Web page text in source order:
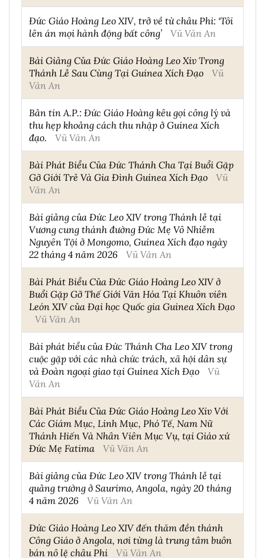
Đức Giáo Hoàng Leo XIV, trở về từ châu Phi: ‘Tôi
lên án mọi hành động bất công’
Vũ Văn An
Bài Giảng Của Đức Giáo Hoàng Leo Xiv Trong
Thánh Lễ Sau Cùng Tại Guinea Xích Đạo
Vũ
Văn An
Bản tin A.P.: Đức Giáo Hoàng kêu gọi công lý và
thu hẹp khoảng cách thu nhập ở Guinea Xích
đạo.
Vũ Văn An
Bài Phát Biểu Của Đức Thánh Cha Tại Buổi Gặp
Gỡ Giới Trẻ Và Gia Đình Guinea Xích Đạo
Vũ
Văn An
Bài giảng của Đức Leo XIV trong Thánh lễ tại
Vương cung thánh đường Đức Mẹ Vô Nhiễm
Nguyên Tội ở Mongomo, Guinea Xích đạo ngày
22 tháng 4 năm 2026
Vũ Văn An
Bài Phát Biểu Của Đức Giáo Hoàng Leo XIV ở
Buổi Gặp Gỡ Thế Giới Văn Hóa Tại Khuôn viên
León XIV của Đại học Quốc gia Guinea Xích Đạo
Vũ Văn An
Bài phát biểu của Đức Thánh Cha Leo XIV trong
cuộc gặp với các nhà chức trách, xã hội dân sự
và Đoàn ngoại giao tại Guinea Xích Đạo
Vũ
Văn An
Bài Phát Biểu Của Đức Giáo Hoàng Leo Xiv Với
Các Giám Mục, Linh Mục, Phó Tế, Nam Nữ
Thánh Hiến Và Nhân Viên Mục Vụ, tại Giáo xứ
Đức Mẹ Fatima
Vũ Văn An
Bài giảng của Đức Leo XIV trong Thánh lễ tại
quảng trường ở Saurimo, Angola, ngày 20 tháng
4 năm 2026
Vũ Văn An
Đức Giáo Hoàng Leo XIV đến thăm đền thánh
Công Giáo ở Angola, nơi từng là trung tâm buôn
bán nô lệ châu Phi
Vũ Văn An